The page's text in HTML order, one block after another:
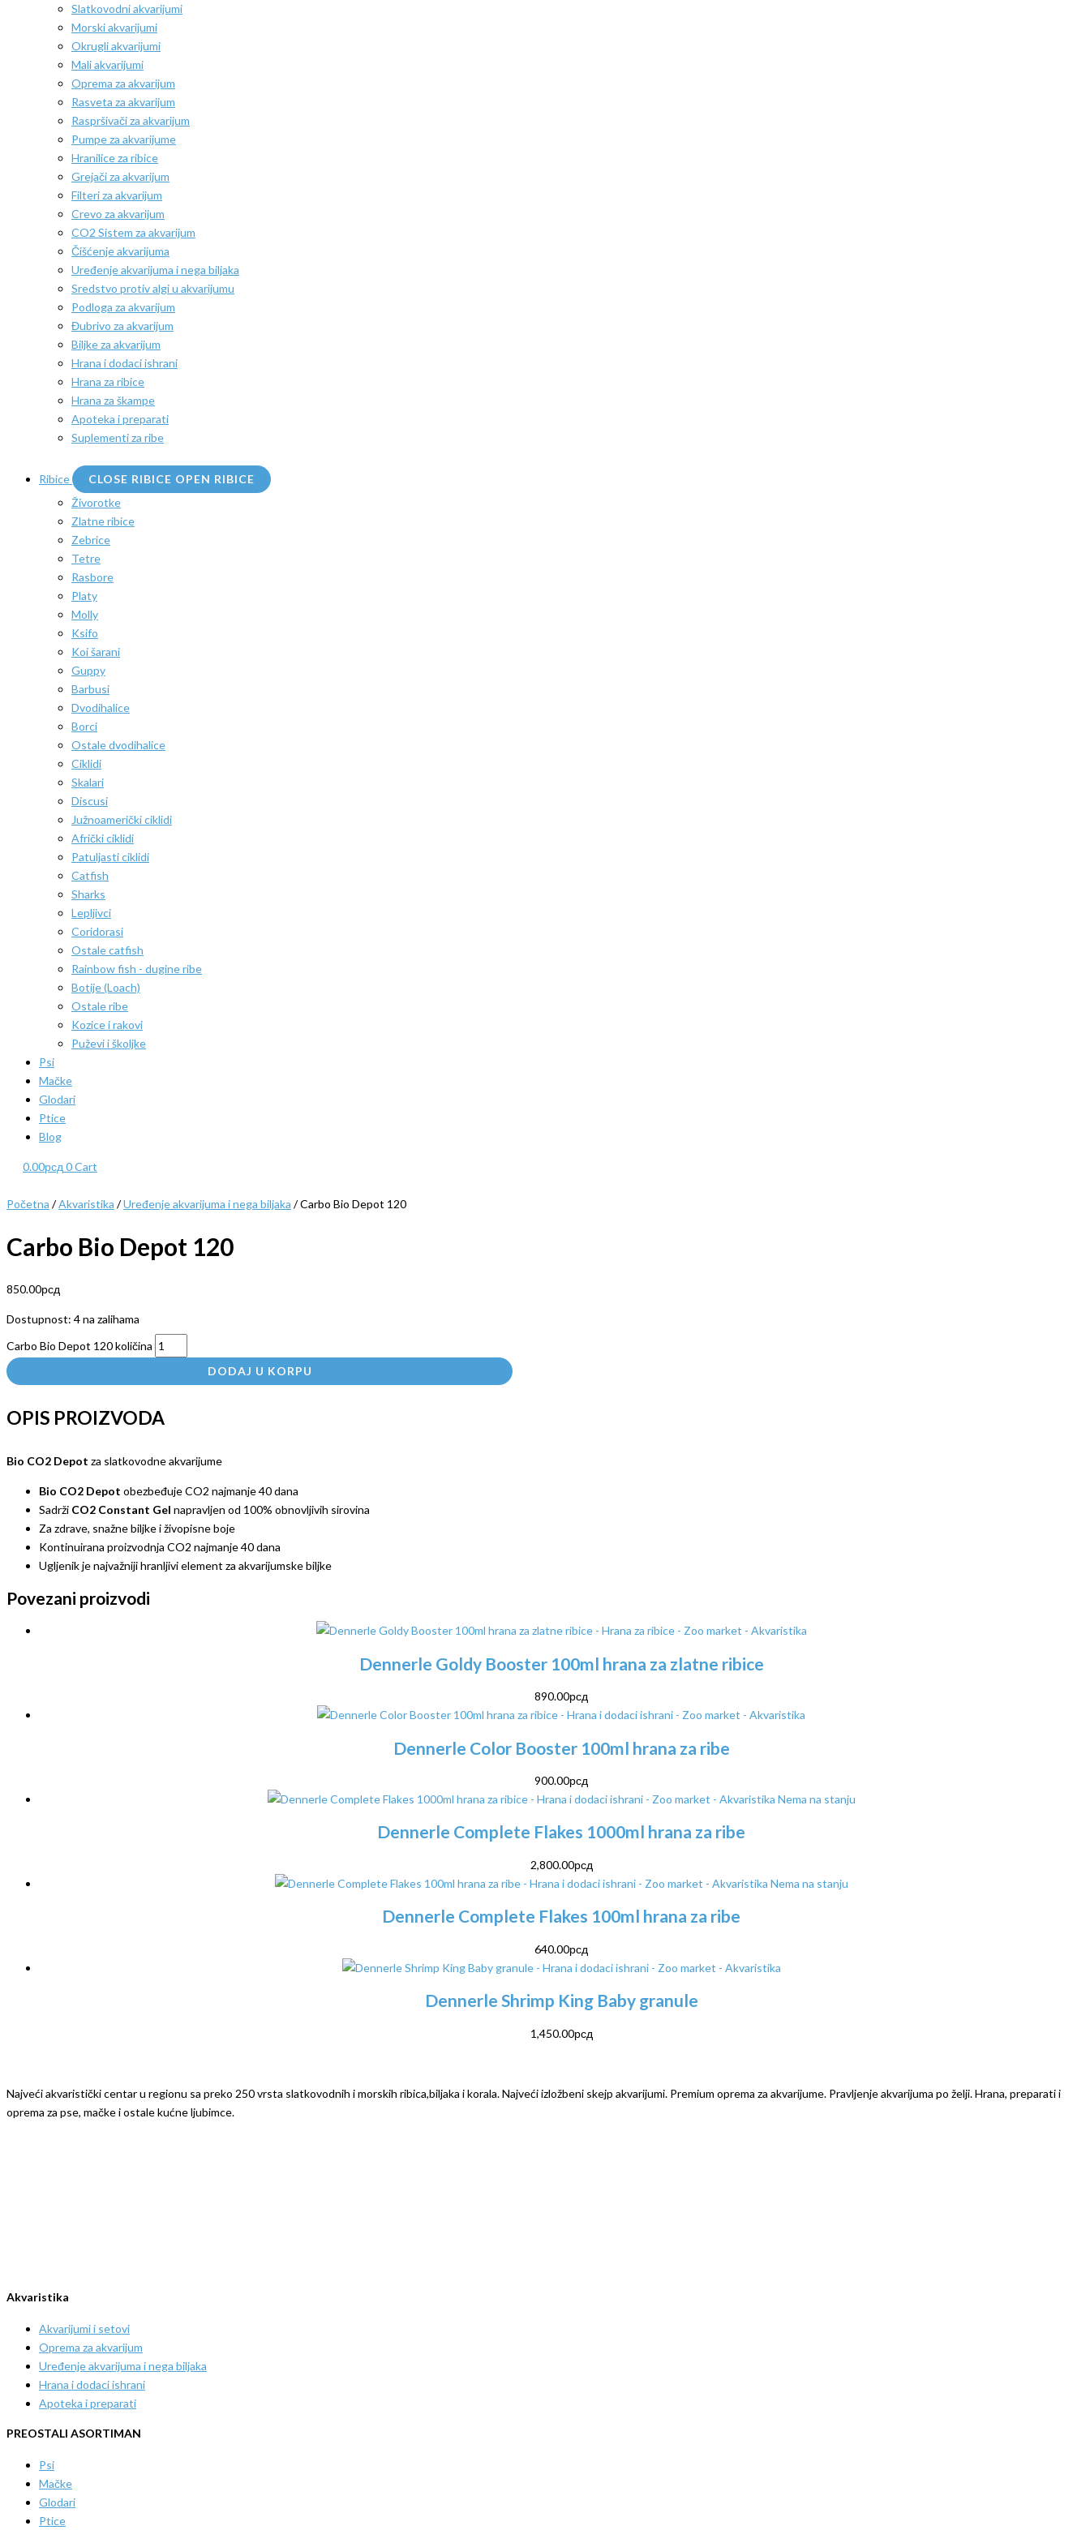
Slatkovodni akvarijumi
Morski akvarijumi
Okrugli akvarijumi
Mali akvarijumi
Oprema za akvarijum
Rasveta za akvarijum
Raspršivači za akvarijum
Pumpe za akvarijume
Hranilice za ribice
Grejači za akvarijum
Filteri za akvarijum
Crevo za akvarijum
CO2 Sistem za akvarijum
Čišćenje akvarijuma
Uređenje akvarijuma i nega biljaka
Sredstvo protiv algi u akvarijumu
Podloga za akvarijum
Đubrivo za akvarijum
Biljke za akvarijum
Hrana i dodaci ishrani
Hrana za ribice
Hrana za škampe
Apoteka i preparati
Suplementi za ribe
Ribice CLOSE RIBICE OPEN RIBICE
Živorotke
Zlatne ribice
Zebrice
Tetre
Rasbore
Platy
Molly
Ksifo
Koi šarani
Guppy
Barbusi
Dvodihalice
Borci
Ostale dvodihalice
Ciklidi
Skalari
Discusi
Južnoamerički ciklidi
Afrički ciklidi
Patuljasti ciklidi
Catfish
Sharks
Lepljivci
Coridorasi
Ostale catfish
Rainbow fish - dugine ribe
Botije (Loach)
Ostale ribe
Kozice i rakovi
Puževi i školjke
Psi
Mačke
Glodari
Ptice
Blog
0.00рсд 0Cart
Početna /Akvaristika /Uređenje akvarijuma i nega biljaka / Carbo Bio Depot 120
Carbo Bio Depot 120
850.00рсд
Dostupnost: 4 na zalihama
Carbo Bio Depot 120 količina
DODAJ U KORPU
OPIS PROIZVODA
Bio CO2 Depot za slatkovodne akvarijume
Bio CO2 Depot obezbeđuje CO2 najmanje 40 dana
Sadrži CO2 Constant Gel napravljen od 100% obnovljivih sirovina
Za zdrave, snažne biljke i živopisne boje
Kontinuirana proizvodnja CO2 najmanje 40 dana
Ugljenik je najvažniji hranljivi element za akvarijumske biljke
Povezani proizvodi
Dennerle Goldy Booster 100ml hrana za zlatne ribice
890.00рсд
Dennerle Color Booster 100ml hrana za ribe
900.00рсд
Nema na stanju
Dennerle Complete Flakes 1000ml hrana za ribe
2,800.00рсд
Nema na stanju
Dennerle Complete Flakes 100ml hrana za ribe
640.00рсд
Dennerle Shrimp King Baby granule
1,450.00рсд
Najveći akvaristički centar u regionu sa preko 250 vrsta slatkovodnih i morskih ribica,biljaka i korala. Najveći izložbeni skejp akvarijumi. Premium oprema za akvarijume. Pravljenje akvarijuma po želji. Hrana, preparati i
oprema za pse, mačke i ostale kućne ljubimce.
Akvaristika
Akvarijumi i setovi
Oprema za akvarijum
Uređenje akvarijuma i nega biljaka
Hrana i dodaci ishrani
Apoteka i preparati
PREOSTALI ASORTIMAN
Psi
Mačke
Glodari
Ptice